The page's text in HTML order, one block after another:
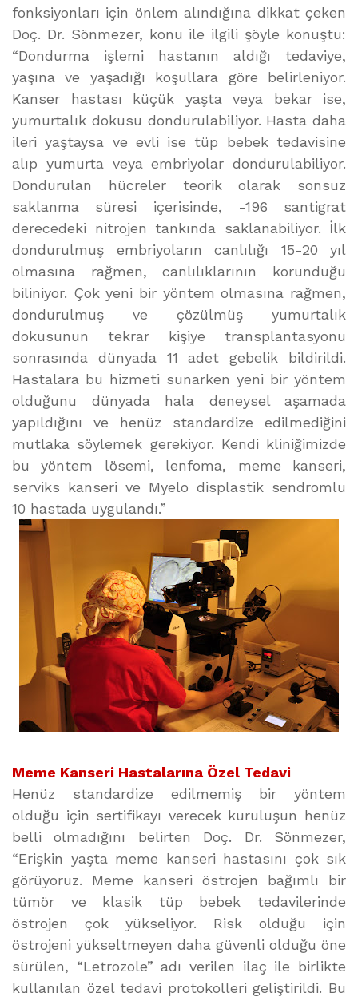
fonksiyonları için önlem alındığına dikkat çeken
Doç. Dr. Sönmezer, konu ile ilgili şöyle konuştu:
“Dondurma işlemi hastanın aldığı tedaviye,
yaşına ve yaşadığı koşullara göre belirleniyor.
Kanser hastası küçük yaşta veya bekar ise,
yumurtalık dokusu dondurulabiliyor. Hasta daha
ileri yaştaysa ve evli ise tüp bebek tedavisine
alıp yumurta veya embriyolar dondurulabiliyor.
Dondurulan hücreler teorik olarak sonsuz
saklanma süresi içerisinde, -196 santigrat
derecedeki nitrojen tankında saklanabiliyor. İlk
dondurulmuş embriyoların canlılığı 15-20 yıl
olmasına rağmen, canlılıklarının korunduğu
biliniyor. Çok yeni bir yöntem olmasına rağmen,
dondurulmuş ve çözülmüş yumurtalık
dokusunun tekrar kişiye transplantasyonu
sonrasında dünyada 11 adet gebelik bildirildi.
Hastalara bu hizmeti sunarken yeni bir yöntem
olduğunu dünyada hala deneysel aşamada
yapıldığını ve henüz standardize edilmediğini
mutlaka söylemek gerekiyor. Kendi kliniğimizde
bu yöntem lösemi, lenfoma, meme kanseri,
serviks kanseri ve Myelo displastik sendromlu
10 hastada uygulandı.”
Meme Kanseri Hastalarına Özel Tedavi
Henüz standardize edilmemiş bir yöntem
olduğu için sertifikayı verecek kuruluşun henüz
belli olmadığını belirten Doç. Dr. Sönmezer,
“Erişkin yaşta meme kanseri hastasını çok sık
görüyoruz. Meme kanseri östrojen bağımlı bir
tümör ve klasik tüp bebek tedavilerinde
östrojen çok yükseliyor. Risk olduğu için
östrojeni yükseltmeyen daha güvenli olduğu öne
sürülen, “Letrozole” adı verilen ilaç ile birlikte
kullanılan özel tedavi protokolleri geliştirildi. Bu